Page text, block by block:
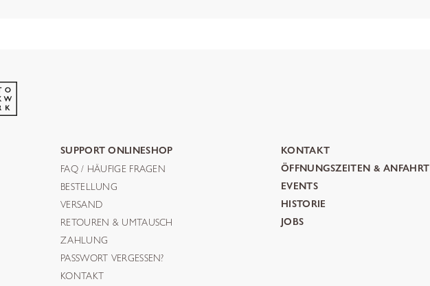
SUPPORT ONLINESHOP
FAQ / HÄUFIGE FRAGEN
BESTELLUNG
VERSAND
RETOUREN & UMTAUSCH
ZAHLUNG
PASSWORT VERGESSEN?
KONTAKT
KONTAKT
ÖFFNUNGSZEITEN & ANFAHRT
EVENTS
HISTORIE
JOBS